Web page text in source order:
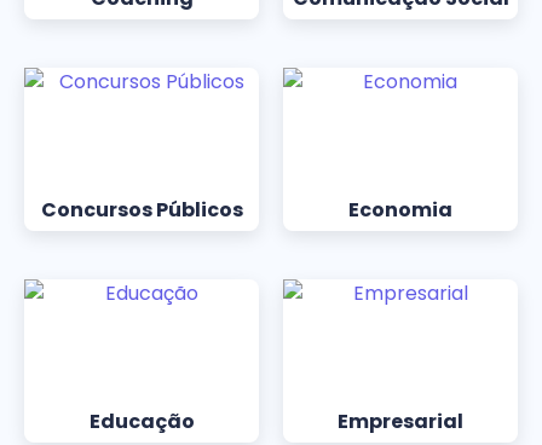
Concursos Públicos Economia
Educação Empresarial